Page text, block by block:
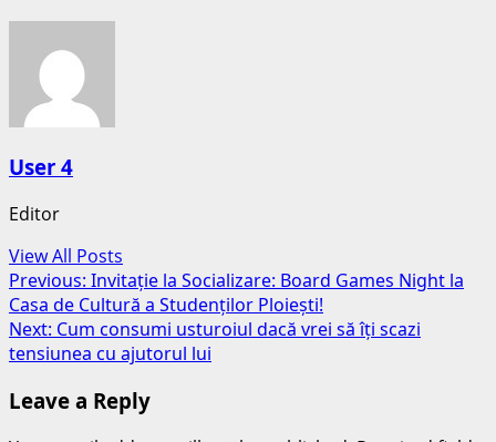
User 4
Editor
View All Posts
Post
navigation
Previous: Invitație la Socializare: Board Games Night la
Casa de Cultură a Studenților Ploiești!
Next: Cum consumi usturoiul dacă vrei să îți scazi
tensiunea cu ajutorul lui
Leave a Reply